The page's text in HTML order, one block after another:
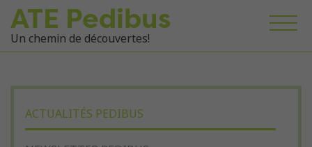
ATE Pedibus
Un chemin de découvertes!
ACTUALITÉS PEDIBUS